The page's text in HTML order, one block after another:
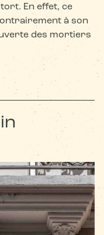
En effet, ce
à son
des mortiers